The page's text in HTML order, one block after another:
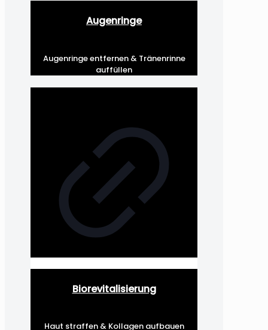
Augenringe
Augenringe entfernen & Tränenrinne
auffüllen
Biorevitalisierung
Haut straffen & Kollagen aufbauen